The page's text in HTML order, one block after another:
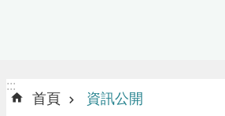
獎
學
:::
:::
首頁 資訊公開